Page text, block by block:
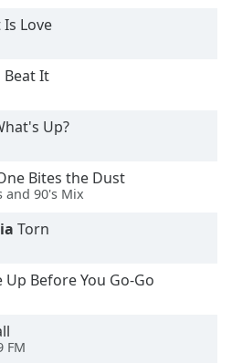
Love
Beat It
Up?
Bites the Dust
and 90's Mix
Torn
Up Before You Go-Go
FM